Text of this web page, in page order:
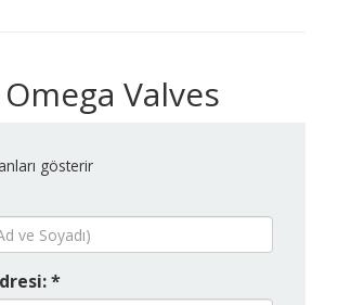
Valves
gösterir
*